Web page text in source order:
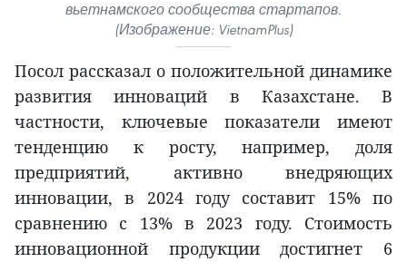
вьетнамского сообщества стартапов.
(Изображение: VietnamPlus)
Посол рассказал о положительной динамике
развития инноваций в Казахстане. В
частности, ключевые показатели имеют
тенденцию к росту, например, доля
предприятий, активно внедряющих
инновации, в 2024 году составит 15% по
сравнению с 13% в 2023 году. Стоимость
инновационной продукции достигнет 6